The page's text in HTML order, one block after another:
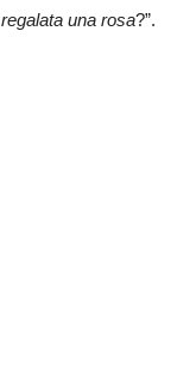
regalata una rosa?”.